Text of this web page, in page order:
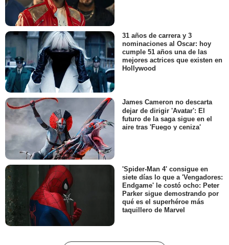
31 años de carrera y 3
nominaciones al Oscar: hoy
cumple 51 años una de las
mejores actrices que existen en
Hollywood
James Cameron no descarta
dejar de dirigir 'Avatar': El
futuro de la saga sigue en el
aire tras 'Fuego y ceniza'
'Spider-Man 4' consigue en
siete días lo que a 'Vengadores:
Endgame' le costó ocho: Peter
Parker sigue demostrando por
qué es el superhéroe más
taquillero de Marvel